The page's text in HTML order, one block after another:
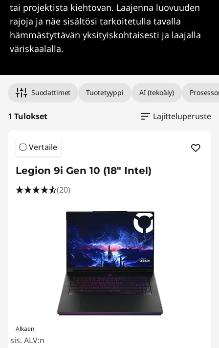
tai projektista kiehtovan. Laajenna luovuuden
rajoja ja näe sisältösi tarkoitetulla tavalla
hämmästyttävän yksityiskohtaisesti ja laajalla
väriskaalalla.
Suodattimet Tuotetyyppi AI (tekoäly)
1 Tulokset Lajitteluperuste
Vertaile
Legion 9i Gen 10 (18" Intel)
(20)
Alkaen
sis. ALV:n